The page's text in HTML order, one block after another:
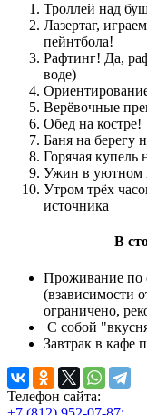
Троллей над
Лазертаг,
пейнтбола!
Рафтинг! Да,
воде)
Верёвочные
Обед на костре!
Баня на берегу
Горячая купель
Ужин в уютном
Утром трёх
источника
В
Проживание по
(взависимости
ограничено,
С собой
Завтрак в кафе
Телефон сайта: